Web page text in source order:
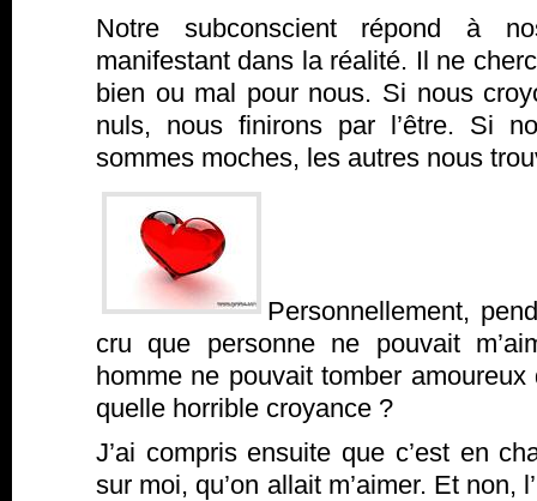
Notre subconscient répond à
manifestant dans la réalité. Il ne
bien ou mal pour nous. Si nous
nuls, nous finirons par l’être. Si
sommes moches, les autres nous
Personnellement,
cru que personne ne pouvait
homme ne pouvait tomber
quelle horrible croyance ?
J’ai compris ensuite que c’est en
sur moi, qu’on allait m’aimer. Et non,